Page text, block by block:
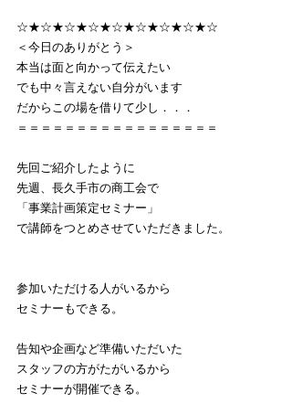
☆★☆★☆★☆★☆★☆★☆★☆★☆
＜今日のありがとう＞
本当は面と向かって伝えたい
でも中々言えない自分がいます
だからこの場を借りて少し．．．
＝＝＝＝＝＝＝＝＝＝＝＝＝＝＝＝＝
先回ご紹介したように
先週、長久手市の商工会で
「事業計画策定セミナー」
で講師をつとめさせていただきました。
参加いただける人がいるから
セミナーもできる。
告知や企画など準備いただいた
スタッフの方がたがいるから
セミナーが開催できる。